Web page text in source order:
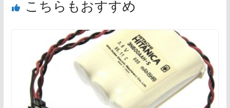
こちらもおすすめ